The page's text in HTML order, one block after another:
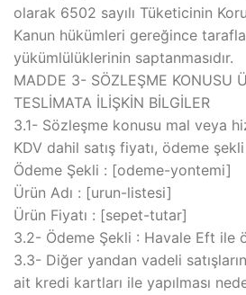
olarak 6502 sayılı Tüketicinin
Kanun hükümleri gereğince
yükümlülüklerinin saptanmasıdır.
MADDE 3- SÖZLEŞME KONUSU
TESLİMATA İLİŞKİN BİLGİLER
3.1- Sözleşme konusu mal veya
KDV dahil satış fiyatı, ödeme
Ödeme Şekli : [odeme-yontemi]
Ürün Adı : [urun-listesi]
Ürün Fiyatı : [sepet-tutar]
3.2- Ödeme Şekli : Havale Eft ile
3.3- Diğer yandan vadeli
ait kredi kartları ile yapılması